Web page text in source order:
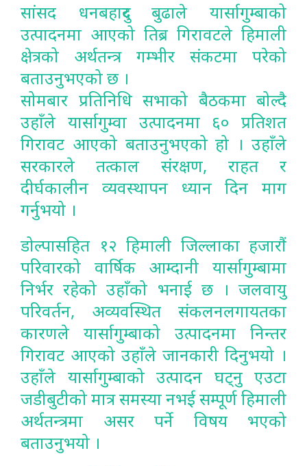
सांसद धनबहादुर बुढाले यार्सागुम्बाको
उत्पादनमा आएको तिब्र गिरावटले हिमाली
क्षेत्रको अर्थतन्त्र गम्भीर संकटमा परेको
बताउनुभएको छ ।
सोमबार प्रतिनिधि सभाको बैठकमा बोल्दै
उहाँले यार्सागुम्वा उत्पादनमा ६० प्रतिशत
गिरावट आएको बताउनुभएको हो । उहाँले
सरकारले तत्काल संरक्षण, राहत र
दीर्घकालीन व्यवस्थापन ध्यान दिन माग
गर्नुभयो ।
डोल्पासहित १२ हिमाली जिल्लाका हजारौं
परिवारको वार्षिक आम्दानी यार्सागुम्बामा
निर्भर रहेको उहाँको भनाई छ । जलवायु
परिवर्तन, अव्यवस्थित संकलनलगायतका
कारणले यार्सागुम्बाको उत्पादनमा निन्तर
गिरावट आएको उहाँले जानकारी दिनुभयो ।
उहाँले यार्सागुम्बाको उत्पादन घट्नु एउटा
जडीबुटीको मात्र समस्या नभई सम्पूर्ण हिमाली
अर्थतन्त्रमा असर पर्ने विषय भएको
बताउनुभयो ।